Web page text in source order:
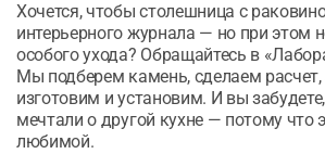
Хочется, чтобы столешница с
интерьерного журнала — но при этом
особого ухода? Обращайтесь в
Мы подберем камень, сделаем
изготовим и установим. И вы
мечтали о другой кухне — потому что
любимой.